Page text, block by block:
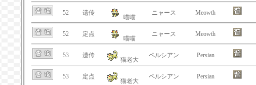
52 遗传
喵喵
ニャース Meowth
52 定点
喵喵
ニャース Meowth
53 遗传
猫老大
ペルシアン Persian
53 定点
猫老大
ペルシアン Persian